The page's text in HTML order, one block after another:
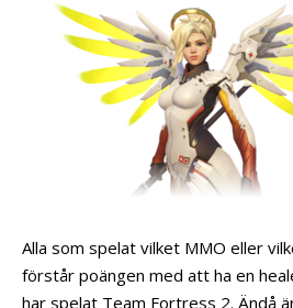
Alla som spelat vilket MMO eller
förstår poängen med att ha en
har spelat Team Fortress 2. Ändå